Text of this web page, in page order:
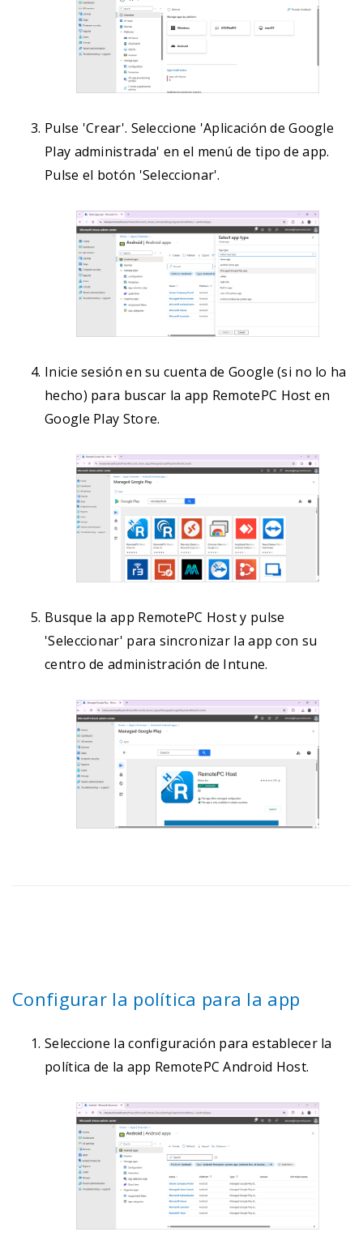
Pulse 'Crear'. Seleccione 'Aplicación de Google
Play administrada' en el menú de tipo de app.
Pulse el botón 'Seleccionar'.
Inicie sesión en su cuenta de Google (si no lo ha
hecho) para buscar la app RemotePC Host en
Google Play Store.
Busque la app RemotePC Host y pulse
'Seleccionar' para sincronizar la app con su
centro de administración de Intune.
Configurar la política para la app
Seleccione la configuración para establecer la
política de la app RemotePC Android Host.